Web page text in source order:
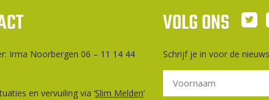
Irma Noorbergen 06 – 11 14 44
en vervuiling via ‘Slim Melden‘
VOLG ONS
Schrijf je in voor de